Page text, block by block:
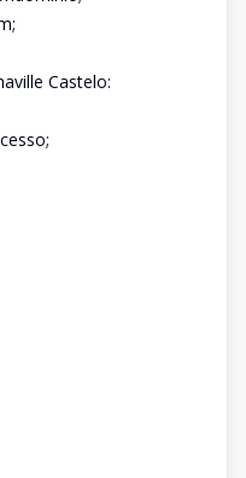
Castelo: